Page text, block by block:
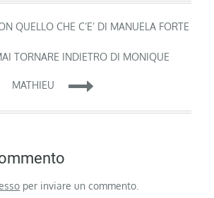
QUELLO CHE C’E’ DI MANUELA FORTE
TORNARE INDIETRO DI MONIQUE
MATHIEU
per inviare un commento.